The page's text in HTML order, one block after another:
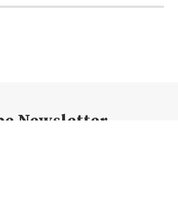
Newsletter